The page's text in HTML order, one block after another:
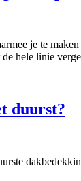
je te
hele linie
duurst?